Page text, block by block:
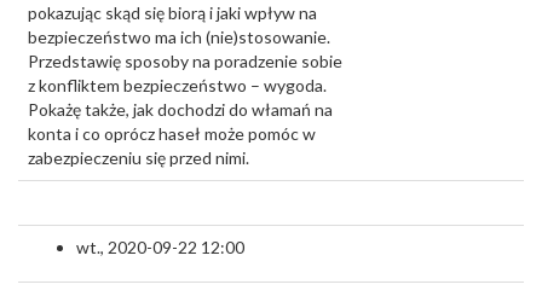
pokazując skąd się biorą i jaki wpływ na
bezpieczeństwo ma ich (nie)stosowanie.
Przedstawię sposoby na poradzenie sobie
z konfliktem bezpieczeństwo – wygoda.
Pokażę także, jak dochodzi do włamań na
konta i co oprócz haseł może pomóc w
zabezpieczeniu się przed nimi.
wt., 2020-09-22 12:00